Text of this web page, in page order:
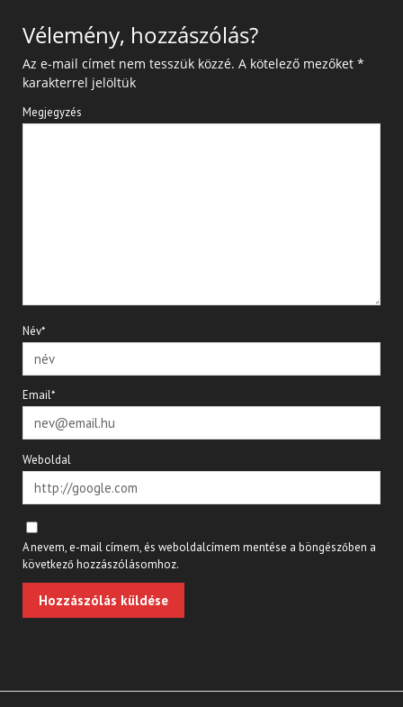
Vélemény, hozzászólás?
Az e-mail címet nem tesszük közzé. A kötelező mezőket *
karakterrel jelöltük
Megjegyzés
Név*
Email*
Weboldal
A nevem, e-mail címem, és weboldalcímem mentése a böngészőben a
következő hozzászólásomhoz.